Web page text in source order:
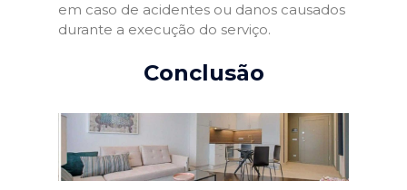
em caso de acidentes ou danos causados
durante a execução do serviço.
Conclusão